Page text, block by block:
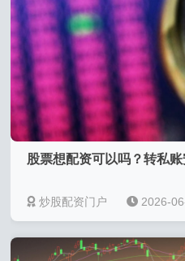
股票想配资可以吗？转私
炒股配资门户 2026-